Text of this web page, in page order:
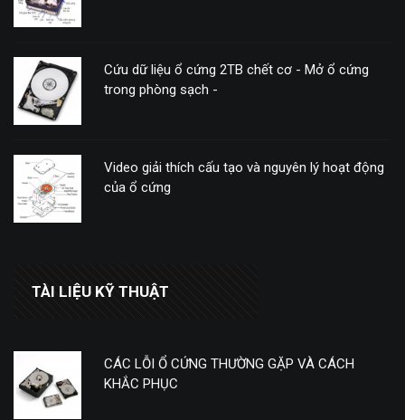
Cứu dữ liệu ổ cứng 2TB chết cơ - Mở ổ cứng
trong phòng sạch -
Video giải thích cấu tạo và nguyên lý hoạt động
của ổ cứng
TÀI LIỆU KỸ THUẬT
CÁC LỖI Ổ CỨNG THƯỜNG GẶP VÀ CÁCH
KHẮC PHỤC